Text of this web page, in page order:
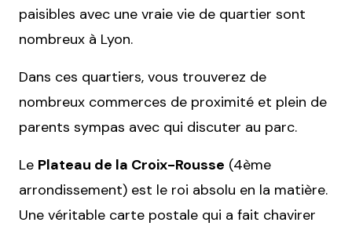
paisibles avec une vraie vie de quartier sont
nombreux à Lyon.
Dans ces quartiers, vous trouverez de
nombreux commerces de proximité et plein de
parents sympas avec qui discuter au parc.
Le Plateau de la Croix-Rousse (4ème
arrondissement) est le roi absolu en la matière.
Une véritable carte postale qui a fait chavirer